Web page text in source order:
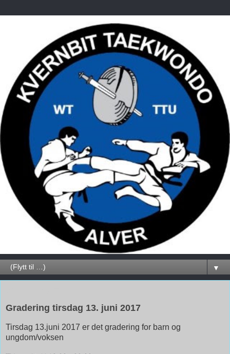
▼
Gradering tirsdag 13. juni 2017
Tirsdag 13.juni 2017 er det gradering for barn og
ungdom/voksen